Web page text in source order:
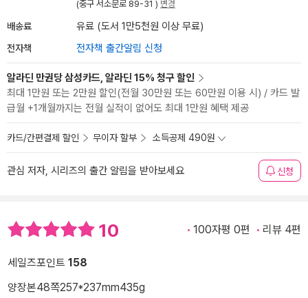
(중구 서소문로 89-31 ) 변경
배송료 유료 (도서 1만5천원 이상 무료)
전자책 전자책 출간알림 신청
알라딘 만권당 삼성카드, 알라딘 15% 청구 할인
최대 1만원 또는 2만원 할인(전월 30만원 또는 60만원 이용 시) / 카드 발
급월 +1개월까지는 전월 실적이 없어도 최대 1만원 혜택 제공
카드/간편결제 할인 무이자 할부 소득공제 490원
관심 저자, 시리즈의 출간 알림을 받아보세요 신청
10 100자평 0편 리뷰 4편
세일즈포인트 158
양장본48쪽257*237mm435g